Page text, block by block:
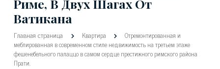
Риме, В Двух Шагах От
Ватикана
Главная страница Квартира
Отремонтированная и
меблированная в современном стиле недвижимость на третьем этаже
фешенебельного палаццо в самом сердце престижного римского района
Прати.